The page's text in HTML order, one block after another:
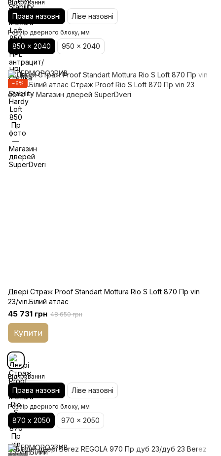
Відкривання
Права назовні Ліве назовні
Розмір дверного блоку, мм
850 x 2040 950 x 2040
−6%
Двері Страж Proof Standart Mottura Rio S Loft 870 Пр vin
23/vin.Білий атлас
45 731 грн 48 650 грн
Купити
Відкривання
Права назовні Ліве назовні
Розмір дверного блоку, мм
870 х 2050 970 x 2050